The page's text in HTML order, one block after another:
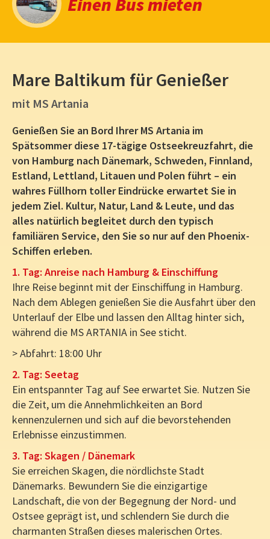
Mare Baltikum für Genießer
mit MS Artania
Genießen Sie an Bord Ihrer MS Artania im
Spätsommer diese 17-tägige Ostseekreuzfahrt, die
von Hamburg nach Dänemark, Schweden, Finnland,
Estland, Lettland, Litauen und Polen führt – ein
wahres Füllhorn toller Eindrücke erwartet Sie in
jedem Ziel. Kultur, Natur, Land & Leute, und das
alles natürlich begleitet durch den typisch
familiären Service, den Sie so nur auf den Phoenix-
Schiffen erleben.
1. Tag: Anreise nach Hamburg & Einschiffung
Ihre Reise beginnt mit der Einschiffung in Hamburg.
Nach dem Ablegen genießen Sie die Ausfahrt über den
Unterlauf der Elbe und lassen den Alltag hinter sich,
während die MS ARTANIA in See sticht.
> Abfahrt: 18:00 Uhr
2. Tag: Seetag
Ein entspannter Tag auf See erwartet Sie. Nutzen Sie
die Zeit, um die Annehmlichkeiten an Bord
kennenzulernen und sich auf die bevorstehenden
Erlebnisse einzustimmen.
3. Tag: Skagen / Dänemark
Sie erreichen Skagen, die nördlichste Stadt
Dänemarks. Bewundern Sie die einzigartige
Landschaft, die von der Begegnung der Nord- und
Ostsee geprägt ist, und schlendern Sie durch die
charmanten Straßen dieses malerischen Ortes.